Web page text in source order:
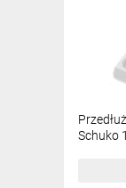
Schuko